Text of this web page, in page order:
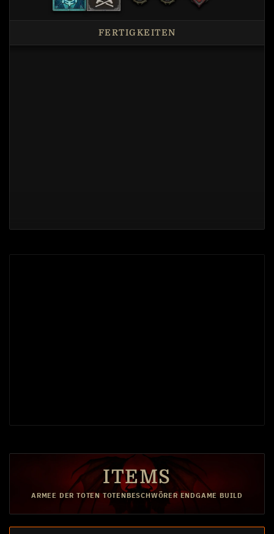
FERTIGKEITEN
ITEMS
ARMEE DER TOTEN TOTENBESCHWÖRER ENDGAME BUILD